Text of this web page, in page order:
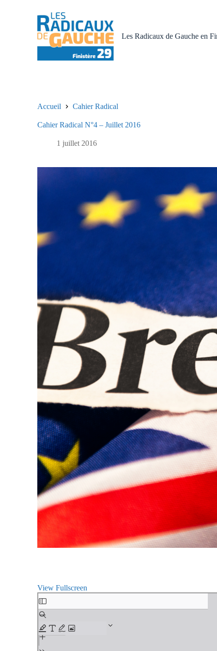
Les Radicaux de Gauche en
Accueil Cahier Radical
Cahier Radical N°4 – Juillet 2016
1 juillet 2016
View Fullscreen
Aller
au
contenu